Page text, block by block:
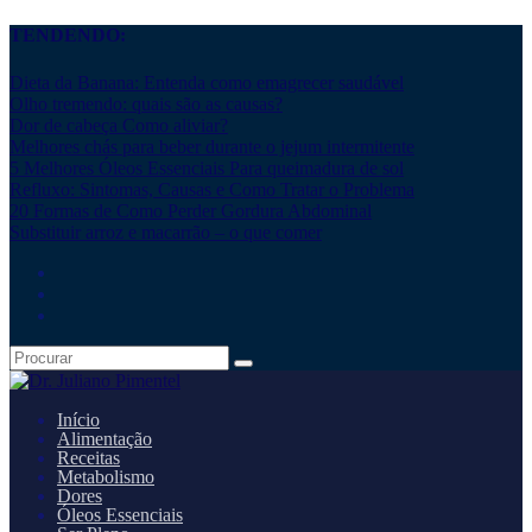
TENDENDO:
Dieta da Banana: Entenda como emagrecer saudável
Olho tremendo: quais são as causas?
Dor de cabeça Como aliviar?
Melhores chás para beber durante o jejum intermitente
5 Melhores Óleos Essenciais Para queimadura de sol
Refluxo: Sintomas, Causas e Como Tratar o Problema
20 Formas de Como Perder Gordura Abdominal
Substituir arroz e macarrão – o que comer
Início
Alimentação
Receitas
Metabolismo
Dores
Óleos Essenciais